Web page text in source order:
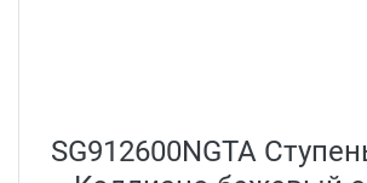
SG912600NGTA